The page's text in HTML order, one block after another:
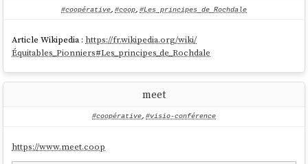
#coopérative, #coop, #Les_principes_de_Rochdale
Article Wikipedia : https://fr.wikipedia.org/wiki/
Équitables_Pionniers#Les_principes_de_Rochdale
meet
#coopérative, #visio-conférence
https://www.meet.coop